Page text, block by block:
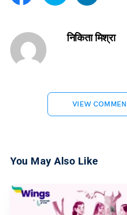
निकिता मिश्रा
VIEW
You May Also Like